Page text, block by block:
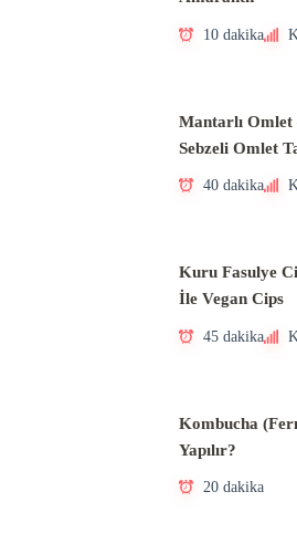
10 dakika
Mantarlı Omlet
Sebzeli Omlet
40 dakika
Kuru Fasulye
İle Vegan Cips
45 dakika
Kombucha
Yapılır?
20 dakika